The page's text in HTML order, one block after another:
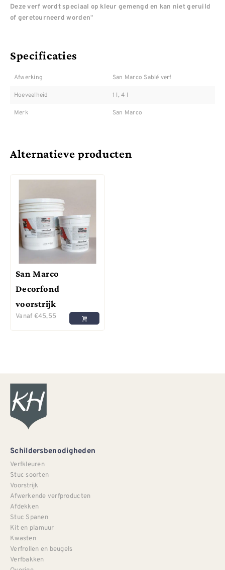
Deze verf wordt speciaal op kleur gemengd en kan niet geruild
of geretourneerd worden"
Specificaties
Afwerking San Marco Sablé verf
Hoeveelheid 1 l, 4 l
Merk San Marco
Alternatieve producten
San Marco
Decorfond
voorstrijk
Vanaf €45,55
Schildersbenodigheden
Verfkleuren
Stuc soorten
Voorstrijk
Afwerkende verfproducten
Afdekken
Stuc Spanen
Kit en plamuur
Kwasten
Verfrollen en beugels
Verfbakken